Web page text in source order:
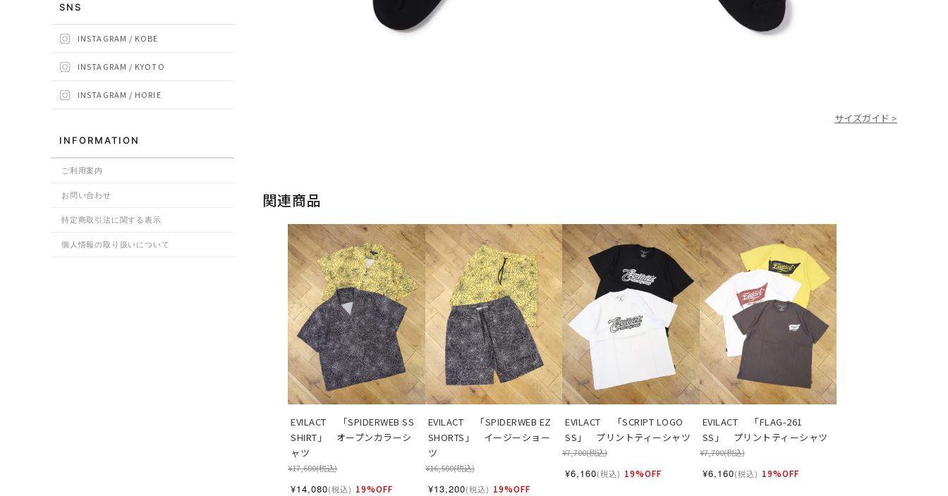
サイズガイド >
関連商品
EVILACT 　「SPIDERWEB SS
SHIRT」　オープンカラーシ
ャツ
¥17,600(税込)
¥14,080(税込) 19%OFF
EVILACT 　「SPIDERWEB EZ
SHORTS」　イージーショー
ツ
¥16,500(税込)
¥13,200(税込) 19%OFF
EVILACT 　「SCRIPT LOGO
SS」　プリントティーシャツ
¥7,700(税込)
¥6,160(税込) 19%OFF
EVILACT 　「FLAG-261
SS」　プリントティーシャツ
¥7,700(税込)
¥6,160(税込) 19%OFF
SNS
INSTAGRAM / KOBE
INSTAGRAM / KYOTO
INSTAGRAM / HORIE
INFORMATION
ご利用案内
お問い合わせ
特定商取引法に関する表示
個人情報の取り扱いについて